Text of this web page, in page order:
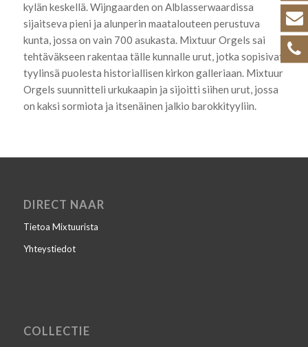
kylän keskellä. Wijngaarden on Alblasserwaardissa
sijaitseva pieni ja alunperin maatalouteen perustuva
kunta, jossa on vain 700 asukasta. Mixtuur Orgels sai
tehtäväkseen rakentaa tälle kunnalle urut, jotka sopisivat
tyylinsä puolesta historiallisen kirkon galleriaan. Mixtuur
Orgels suunnitteli urkukaapin ja sijoitti siihen urut, jossa
on kaksi sormiota ja itsenäinen jalkio barokkityyliin.
DIRECT NAAR
Tietoa Mixtuurista
Yhteystiedot
COLLECTIE